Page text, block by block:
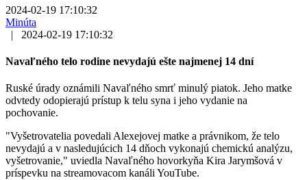
2024-02-19 17:10:32
Minúta
|
2024-02-19 17:10:32
Navaľného telo rodine nevydajú ešte najmenej 14 dní
Ruské úrady oznámili Navaľného smrť minulý piatok. Jeho matke
odvtedy odopierajú prístup k telu syna i jeho vydanie na
pochovanie.
"Vyšetrovatelia povedali Alexejovej matke a právnikom, že telo
nevydajú a v nasledujúcich 14 dňoch vykonajú chemickú analýzu,
vyšetrovanie," uviedla Navaľného hovorkyňa Kira Jarymšová v
príspevku na streamovacom kanáli YouTube.